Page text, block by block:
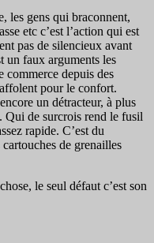
les gens qui braconnent,
etc c’est l’action qui est
pas de silencieux avant
un faux arguments les
commerce depuis des
pour le confort.
un détracteur, à plus
Qui de surcrois rend le fusil
rapide. C’est du
de grenailles
le seul défaut c’est son